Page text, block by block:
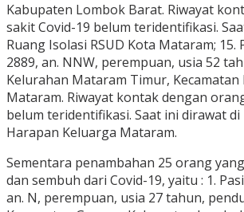
Kabupaten Lombok Barat. Riwayat
sakit Covid-19 belum teridentifikasi.
Ruang Isolasi RSUD Kota Mataram; 15.
2889, an. NNW, perempuan, usia 52
Kelurahan Mataram Timur, Kecamatan
Mataram. Riwayat kontak dengan
belum teridentifikasi. Saat ini dirawat di
Harapan Keluarga Mataram.
Sementara penambahan 25 orang
dan sembuh dari Covid-19, yaitu : 1.
an. N, perempuan, usia 27 tahun,